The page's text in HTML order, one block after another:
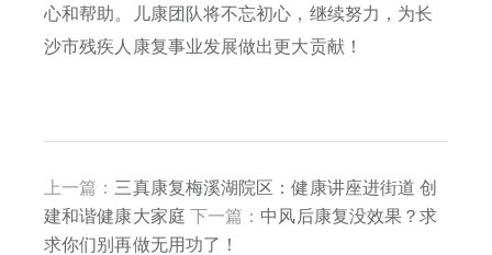
心和帮助。儿康团队将不忘初心，继续努力，为长
沙市残疾人康复事业发展做出更大贡献！
上一篇： 三真康复梅溪湖院区：健康讲座进街道 创
建和谐健康大家庭 下一篇： 中风后康复没效果？求
求你们别再做无用功了！